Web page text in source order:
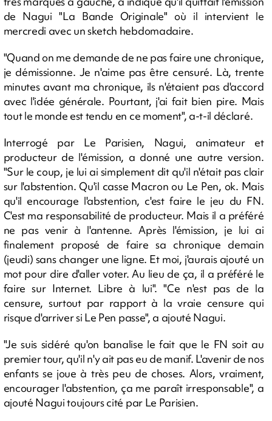
de Nagui "La Bande Originale" où il intervient le
mercredi avec un sketch hebdomadaire.
"Quand on me demande de ne pas faire une chronique,
je démissionne. Je n'aime pas être censuré. Là, trente
minutes avant ma chronique, ils n'étaient pas d'accord
avec l'idée générale. Pourtant, j'ai fait bien pire. Mais
tout le monde est tendu en ce moment", a-t-il déclaré.
Interrogé par Le Parisien, Nagui, animateur et
producteur de l'émission, a donné une autre version.
"Sur le coup, je lui ai simplement dit qu'il n'était pas clair
sur l'abstention. Qu'il casse Macron ou Le Pen, ok. Mais
qu'il encourage l'abstention, c'est faire le jeu du FN.
C'est ma responsabilité de producteur. Mais il a préféré
ne pas venir à l'antenne. Après l'émission, je lui ai
finalement proposé de faire sa chronique demain
(jeudi) sans changer une ligne. Et moi, j'aurais ajouté un
mot pour dire d'aller voter. Au lieu de ça, il a préféré le
faire sur Internet. Libre à lui". "Ce n'est pas de la
censure, surtout par rapport à la vraie censure qui
risque d'arriver si Le Pen passe", a ajouté Nagui.
"Je suis sidéré qu'on banalise le fait que le FN soit au
premier tour, qu'il n'y ait pas eu de manif. L'avenir de nos
enfants se joue à très peu de choses. Alors, vraiment,
encourager l'abstention, ça me paraît irresponsable", a
ajouté Nagui toujours cité par Le Parisien.